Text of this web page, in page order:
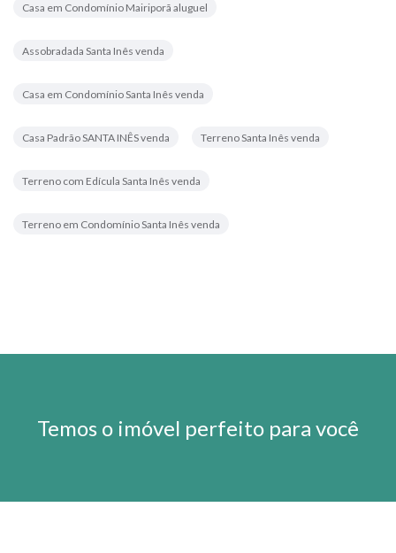
Casa em Condomínio Mairiporã aluguel
Assobradada Santa Inês venda
Casa em Condomínio Santa Inês venda
Casa Padrão SANTA INÊS venda Terreno Santa Inês venda
Terreno com Edícula Santa Inês venda
Terreno em Condomínio Santa Inês venda
Temos o imóvel perfeito para você